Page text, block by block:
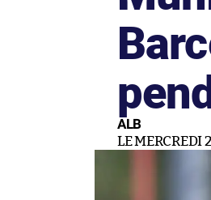
ALB
LE MERCREDI